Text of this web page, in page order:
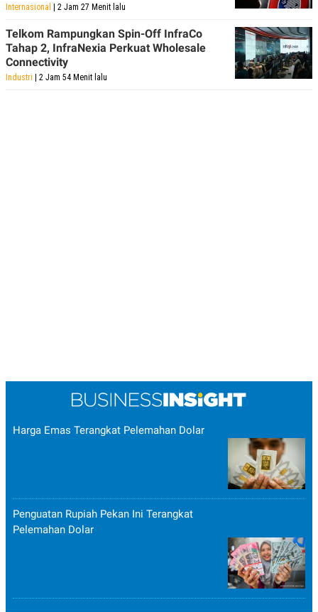
Internasional | 2 Jam 27 Menit lalu
Telkom Rampungkan Spin-Off InfraCo
Tahap 2, InfraNexia Perkuat Wholesale
Connectivity
Industri | 2 Jam 54 Menit lalu
Harga Emas Terangkat Pelemahan Dolar
Penguatan Rupiah Pekan Ini Terangkat
Pelemahan Dolar